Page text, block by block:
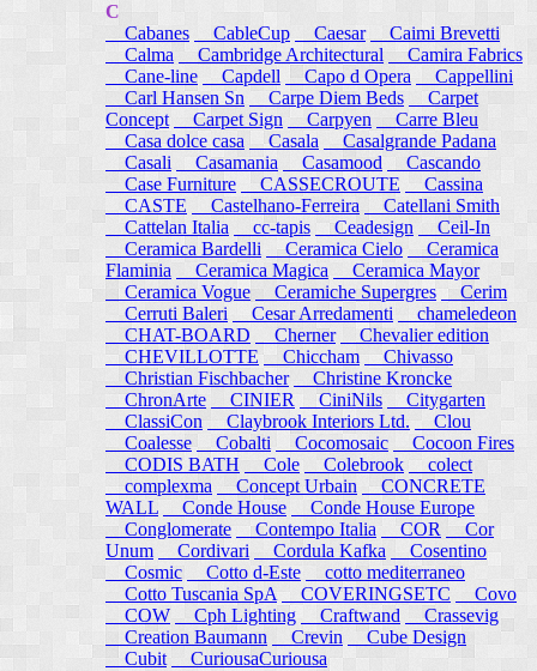
C
Cabanes
CableCup Caesar
Caimi Brevetti
Calma
Cambridge Architectural
Camira Fabrics
Cane-line
Capdell Capo d Opera
Cappellini
Carl Hansen Sn
Carpe Diem Beds
Carpet
Concept
Carpet Sign Carpyen
Carre Bleu
Casa dolce casa
Casala
Casalgrande Padana
Casali
Casamania Casamood
Cascando
Case Furniture
CASSECROUTE
Cassina
CASTE
Castelhano-Ferreira
Catellani Smith
Cattelan Italia
cc-tapis Ceadesign
Ceil-In
Ceramica Bardelli
Ceramica Cielo
Ceramica
Flaminia
Ceramica Magica
Ceramica Mayor
Ceramica Vogue
Ceramiche Supergres Cerim
Cerruti Baleri
Cesar Arredamenti
chameledeon
CHAT-BOARD
Cherner
Chevalier edition
CHEVILLOTTE
Chiccham
Chivasso
Christian Fischbacher
Christine Kroncke
ChronArte
CINIER CiniNils
Citygarten
ClassiCon
Claybrook Interiors Ltd.
Clou
Coalesse
Cobalti Cocomosaic
Cocoon Fires
CODIS BATH
Cole Colebrook
colect
complexma
Concept Urbain
CONCRETE
WALL
Conde House
Conde House Europe
Conglomerate
Contempo Italia COR
Cor
Unum
Cordivari Cordula Kafka
Cosentino
Cosmic
Cotto d-Este
cotto mediterraneo
Cotto Tuscania SpA
COVERINGSETC
Covo
COW
Cph Lighting Craftwand
Crassevig
Creation Baumann
Crevin
Cube Design
Cubit
CuriousaCuriousa